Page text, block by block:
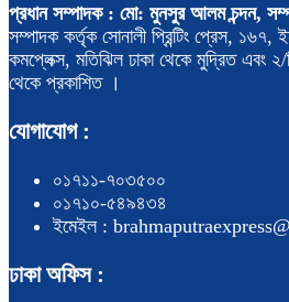
প্রধান সম্পাদক : মো: মুনসুর আলম চন্দন,
সম্পাদক কর্তৃক সোনালী প্রিন্টিং প্রেস, ১৬৭,
কমপ্লেক্স, মতিঝিল ঢাকা থেকে মুদ্রিত এবং
থেকে প্রকাশিত ।
যোগাযোগ :
০১৭১১-৭০৩৫০০
০১৭১০-৫৪৯৪৩৪
ইমেইল :
ঢাকা অফিস :